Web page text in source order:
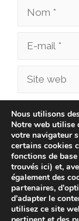
Nom
Site
dans le
Nous utilisons
Notre web utilise
votre navigateur
certains cookies
fonctions de
trouvés ici) et,
également des
partenaires,
d'adapter le
utilisez ce site